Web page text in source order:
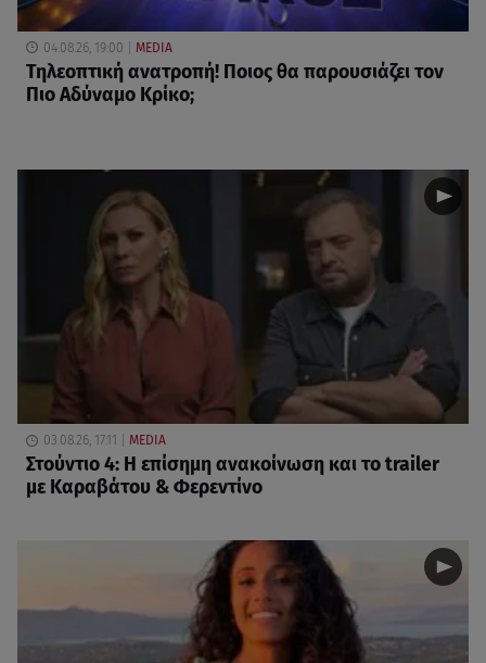
04.08.26, 19:00 MEDIA
Τηλεοπτική ανατροπή! Ποιος θα παρουσιάζει τον
Πιο Αδύναμο Κρίκο;
03.08.26, 17:11 MEDIA
Στούντιο 4: Η επίσημη ανακοίνωση και το trailer
με Καραβάτου & Φερεντίνο